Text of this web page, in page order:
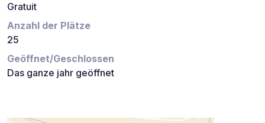
Gratuit
Anzahl der Plätze
25
Geöffnet/Geschlossen
Das ganze jahr geöffnet